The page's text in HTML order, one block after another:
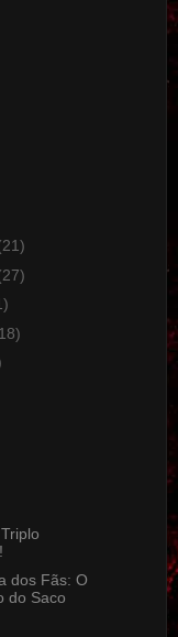
dos Fãs: O
do Saco